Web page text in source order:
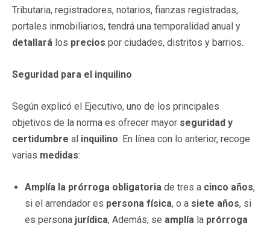
Tributaria, registradores, notarios, fianzas registradas,
portales inmobiliarios, tendrá una temporalidad anual y
detallará los precios por ciudades, distritos y barrios.
Seguridad para el inquilino
Según explicó el Ejecutivo, uno de los principales
objetivos de la norma es ofrecer mayor seguridad y
certidumbre al inquilino. En línea con lo anterior, recoge
varias medidas:
Amplía la prórroga obligatoria de tres a cinco años,
si el arrendador es persona física, o a siete años, si
es persona jurídica, Además, se amplía la prórroga